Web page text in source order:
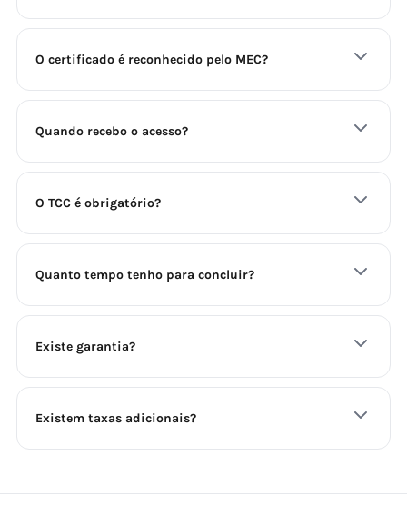
O certificado é reconhecido pelo MEC?
Quando recebo o acesso?
O TCC é obrigatório?
Quanto tempo tenho para concluir?
Existe garantia?
Existem taxas adicionais?